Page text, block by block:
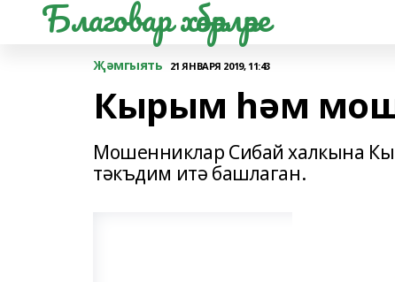
Благовар хәбәрләре
Җәмгыять 21 ЯНВАРЯ 2019, 11:43
Кырым һәм
Мошенниклар Сибай халкына
тәкъдим итә башлаган.